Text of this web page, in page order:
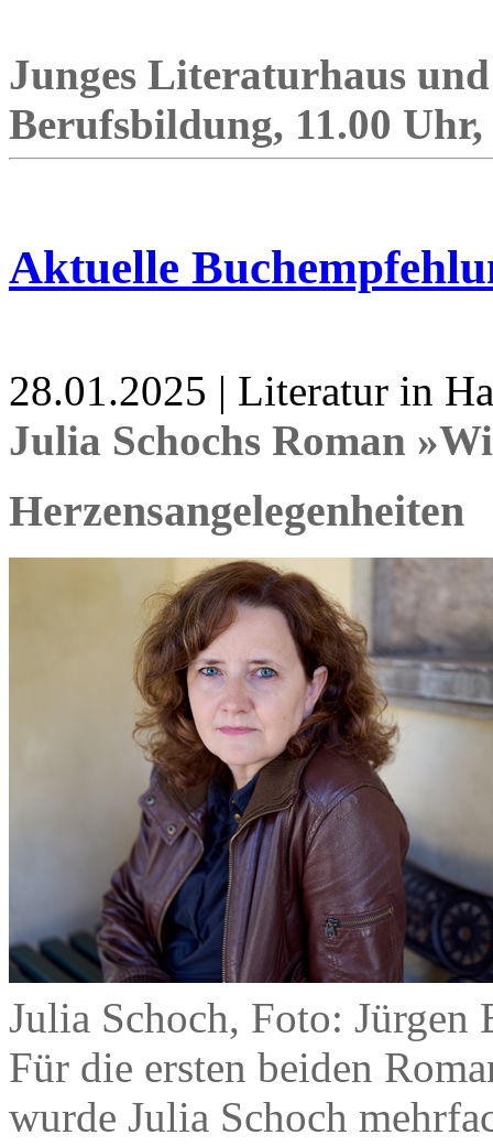
Junges Literaturhaus
Berufsbildung, 11.00
Aktuelle
28.01.2025 | Literatur in
Julia Schochs Roman
Herzensangelegenheiten
Julia Schoch, Foto: Jürgen
Für die ersten beiden
wurde Julia Schoch